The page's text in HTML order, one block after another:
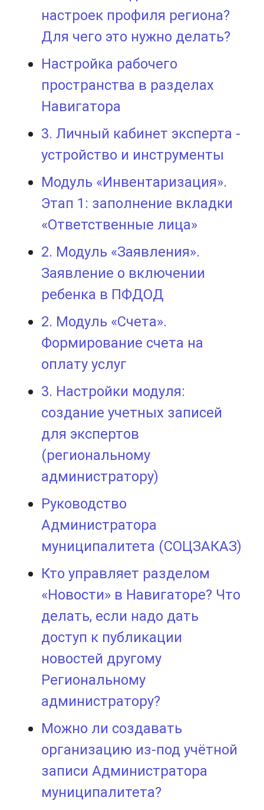
настроек профиля региона?
Для чего это нужно делать?
Настройка рабочего
пространства в разделах
Навигатора
3. Личный кабинет эксперта -
устройство и инструменты
Модуль «Инвентаризация».
Этап 1: заполнение вкладки
«Ответственные лица»
2. Модуль «Заявления».
Заявление о включении
ребенка в ПФДОД
2. Модуль «Счета».
Формирование счета на
оплату услуг
3. Настройки модуля:
создание учетных записей
для экспертов
(региональному
администратору)
Рyководство
Администратора
муниципалитета (СОЦЗАКАЗ)
Кто управляет разделом
«Новости» в Навигаторе? Что
делать, если надо дать
доступ к публикации
новостей другому
Региональному
администратору?
Можно ли создавать
организацию из-под учётной
записи Администратора
муниципалитета?